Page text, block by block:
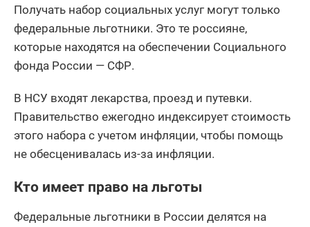
Получать набор социальных услуг могут только
федеральные льготники. Это те россияне,
которые находятся на обеспечении Социального
фонда России — СФР.
В НСУ входят лекарства, проезд и путевки.
Правительство ежегодно индексирует стоимость
этого набора с учетом инфляции, чтобы помощь
не обесценивалась из-за инфляции.
Кто имеет право на льготы
Федеральные льготники в России делятся на